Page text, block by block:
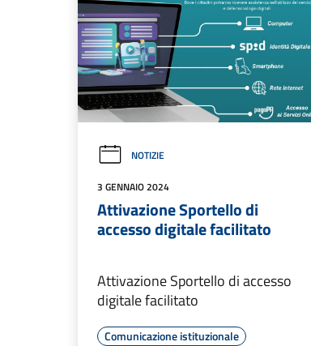
NOTIZIE
3 GENNAIO 2024
Attivazione Sportello di
accesso digitale facilitato
Attivazione Sportello di accesso
digitale facilitato
Comunicazione istituzionale